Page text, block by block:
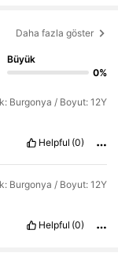
Daha fazla göster
Büyük
0%
Burgonya / Boyut: 12Y
Helpful (0)
Burgonya / Boyut: 12Y
Helpful (0)